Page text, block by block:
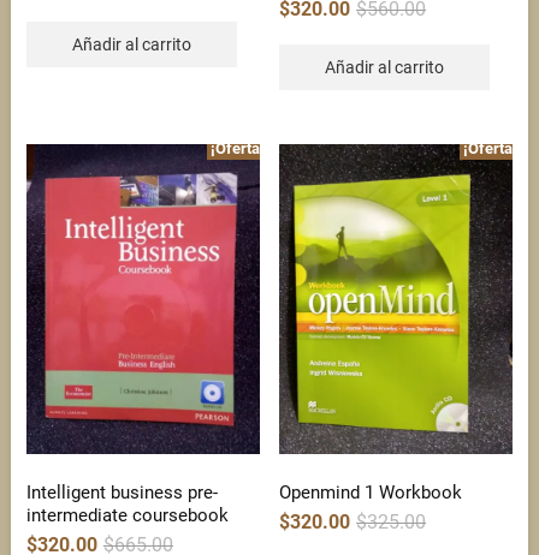
Añadir al carrito
$560.00Original
$320.00
Current
Añadir al carrito
¡Oferta!
Intelligent business pre-
intermediate coursebook
$665.00Original
$320.00
Current
¡Oferta!
Openmind 1 Workbook
$325.00Original
$320.00
Current